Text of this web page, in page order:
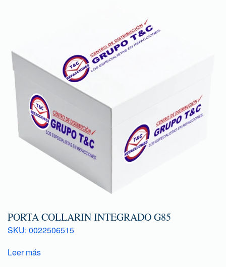
PORTA COLLARIN INTEGRADO G85
SKU: 0022506515
Leer más